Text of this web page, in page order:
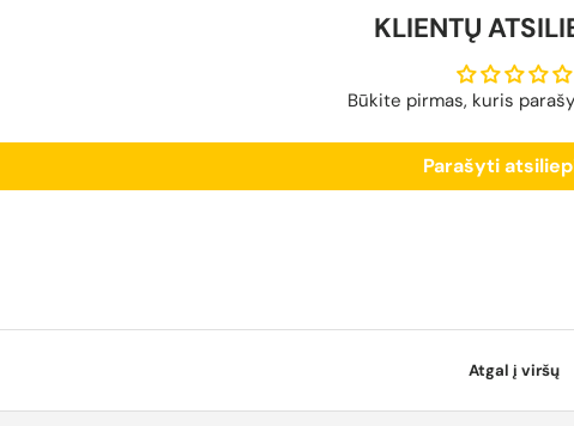
KLIENTŲ
Būkite pirmas, kuris
Parašyti
Atgal į viršų